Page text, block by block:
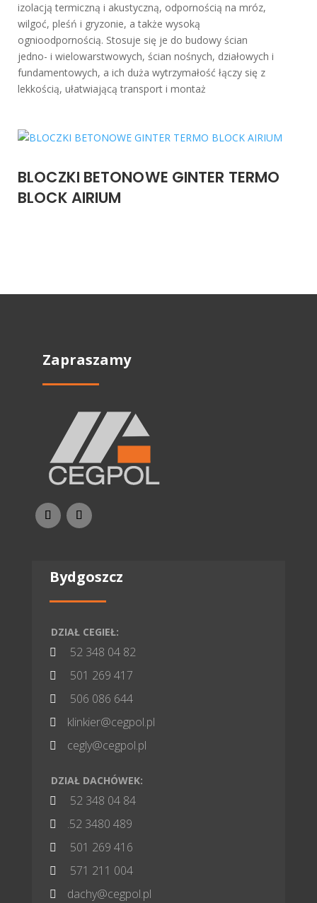
izolacją termiczną i akustyczną, odpornością na mróz,
wilgoć, pleśń i gryzonie, a także wysoką
ognioodpornością. Stosuje się je do budowy ścian
jedno- i wielowarstwowych, ścian nośnych, działowych i
fundamentowych, a ich duża wytrzymałość łączy się z
lekkością, ułatwiającą transport i montaż
BLOCZKI BETONOWE GINTER TERMO
BLOCK AIRIUM
Zapraszamy
Bydgoszcz
DZIAŁ CEGIEŁ:
 52 348 04 82
 501 269 417
 506 086 644
 klinkier@cegpol.pl
 cegly@cegpol.pl
DZIAŁ DACHÓWEK:
 52 348 04 84
 .52 3480 489
 501 269 416
 571 211 004
 dachy@cegpol.pl